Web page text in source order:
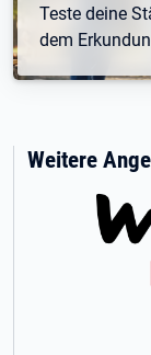
Teste deine
dem
Weitere